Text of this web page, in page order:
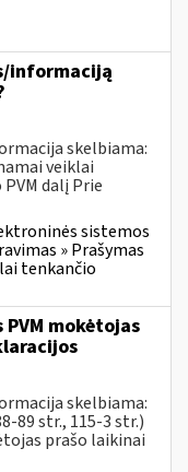
informaciją
skelbiama:
veiklai
dalį Prie
sistemos
» Prašymas
tenkančio
mokėtojas
skelbiama:
89 str., 115-3 str.)
prašo laikinai